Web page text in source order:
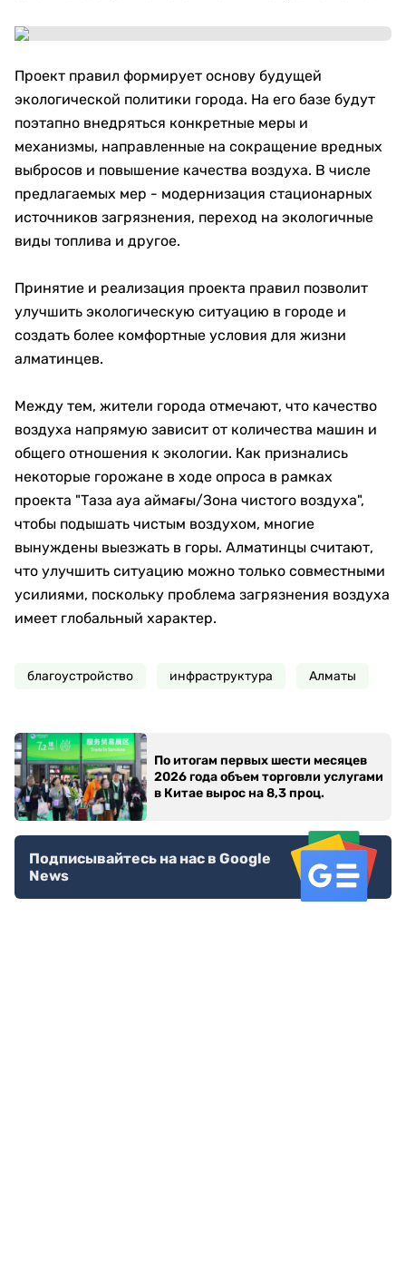
Проект правил формирует основу будущей
экологической политики города. На его базе будут
поэтапно внедряться конкретные меры и
механизмы, направленные на сокращение вредных
выбросов и повышение качества воздуха. В числе
предлагаемых мер - модернизация стационарных
источников загрязнения, переход на экологичные
виды топлива и другое.
Принятие и реализация проекта правил позволит
улучшить экологическую ситуацию в городе и
создать более комфортные условия для жизни
алматинцев.
Между тем, жители города отмечают, что качество
воздуха напрямую зависит от количества машин и
общего отношения к экологии. Как признались
некоторые горожане в ходе опроса в рамках
проекта "Таза ауа аймағы/Зона чистого воздуха",
чтобы подышать чистым воздухом, многие
вынуждены выезжать в горы. Алматинцы считают,
что улучшить ситуацию можно только совместными
усилиями, поскольку проблема загрязнения воздуха
имеет глобальный характер.
благоустройство инфраструктура Алматы
По итогам первых шести месяцев
2026 года объем торговли услугами
в Китае вырос на 8,3 проц.
Подписывайтесь на нас в Google
News